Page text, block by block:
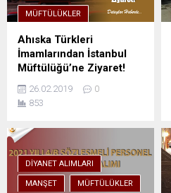
MÜFTÜLÜKLER
Ahıska Türkleri
İmamlarından İstanbul
Müftülüğü’ne Ziyaret!
26.02.2019
0
853
DIYANET ALIMLARI
MANŞET MÜFTÜLÜKLER